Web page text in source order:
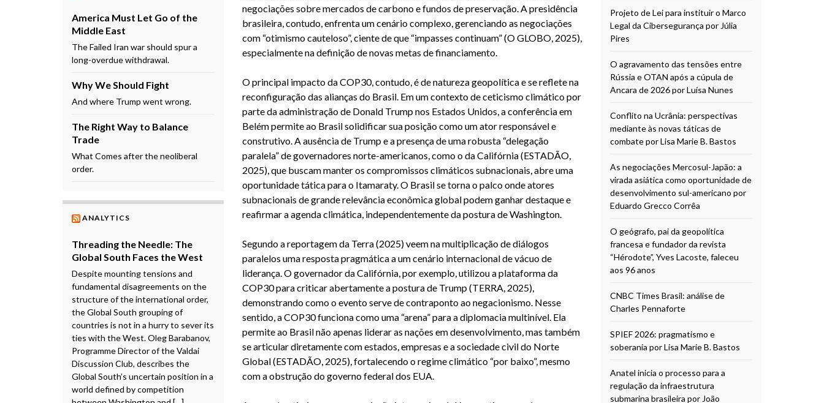
negociações sobre mercados de carbono e fundos de preservação. A presidência
brasileira, contudo, enfrenta um cenário complexo, gerenciando as negociações
com “otimismo cauteloso”, ciente de que “impasses continuam” (O GLOBO, 2025),
especialmente na definição de novas metas de financiamento.
O principal impacto da COP30, contudo, é de natureza geopolítica e se reflete na
reconfiguração das alianças do Brasil. Em um contexto de ceticismo climático por
parte da administração de Donald Trump nos Estados Unidos, a conferência em
Belém permite ao Brasil solidificar sua posição como um ator responsável e
construtivo. A ausência de Trump e a presença de uma robusta “delegação
paralela” de governadores norte-americanos, como o da Califórnia (ESTADÃO,
2025), que buscam manter os compromissos climáticos subnacionais, abre uma
oportunidade tática para o Itamaraty. O Brasil se torna o palco onde atores
subnacionais de grande relevância econômica global podem ganhar destaque e
reafirmar a agenda climática, independentemente da postura de Washington.
Segundo a reportagem da Terra (2025) veem na multiplicação de diálogos
paralelos uma resposta pragmática a um cenário internacional de vácuo de
liderança. O governador da Califórnia, por exemplo, utilizou a plataforma da
COP30 para criticar abertamente a postura de Trump (TERRA, 2025),
demonstrando como o evento serve de contraponto ao negacionismo. Nesse
sentido, a COP30 funciona como uma “arena” para a diplomacia multinível. Ela
permite ao Brasil não apenas liderar as nações em desenvolvimento, mas também
se articular diretamente com estados, empresas e a sociedade civil do Norte
Global (ESTADÃO, 2025), fortalecendo o regime climático “por baixo”, mesmo
com a obstrução do governo federal dos EUA.
America Must Let Go of the
Middle East
The Failed Iran war should spur a
long-overdue withdrawal.
Why We Should Fight
And where Trump went wrong.
The Right Way to Balance
Trade
What Comes after the neoliberal
order.
ANALYTICS
Threading the Needle: The
Global South Faces the West
Despite mounting tensions and
fundamental disagreements on the
structure of the international order,
the Global South grouping of
countries is not in a hurry to sever its
ties with the West. Oleg Barabanov,
Programme Director of the Valdai
Discussion Club, describes the
Global South’s uncertain position in a
world defined by competition
Projeto de Lei para instituir o Marco
Legal da Cibersegurança por Júlia
Pires
O agravamento das tensões entre
Rússia e OTAN após a cúpula de
Ancara de 2026 por Luísa Nunes
Conflito na Ucrânia: perspectivas
mediante às novas táticas de
combate por Lisa Marie B. Bastos
As negociações Mercosul-Japão: a
virada asiática como oportunidade de
desenvolvimento sul-americano por
Eduardo Grecco Corrêa
O geógrafo, pai da geopolítica
francesa e fundador da revista
“Hérodote”, Yves Lacoste, faleceu
aos 96 anos
CNBC Times Brasil: análise de
Charles Pennaforte
SPIEF 2026: pragmatismo e
soberania por Lisa Marie B. Bastos
Anatel inicia o processo para a
regulação da infraestrutura
submarina brasileira por João